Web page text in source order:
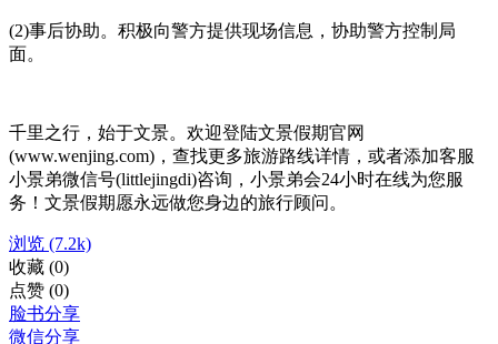
(2)事后协助。积极向警方提供现场信息，协助警方控制局
面。
千里之行，始于文景。欢迎登陆文景假期官网
(www.wenjing.com)，查找更多旅游路线详情，或者添加客服
小景弟微信号(littlejingdi)咨询，小景弟会24小时在线为您服
务！文景假期愿永远做您身边的旅行顾问。
浏览 (7.2k)
收藏 (0)
点赞 (0)
脸书分享
微信分享